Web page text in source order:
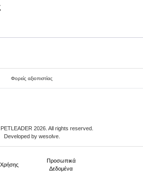
Φορείς αξιοπιστίας
2026. All rights reserved.
Developed by wesolve.
Προσωπικά
Δεδομένα